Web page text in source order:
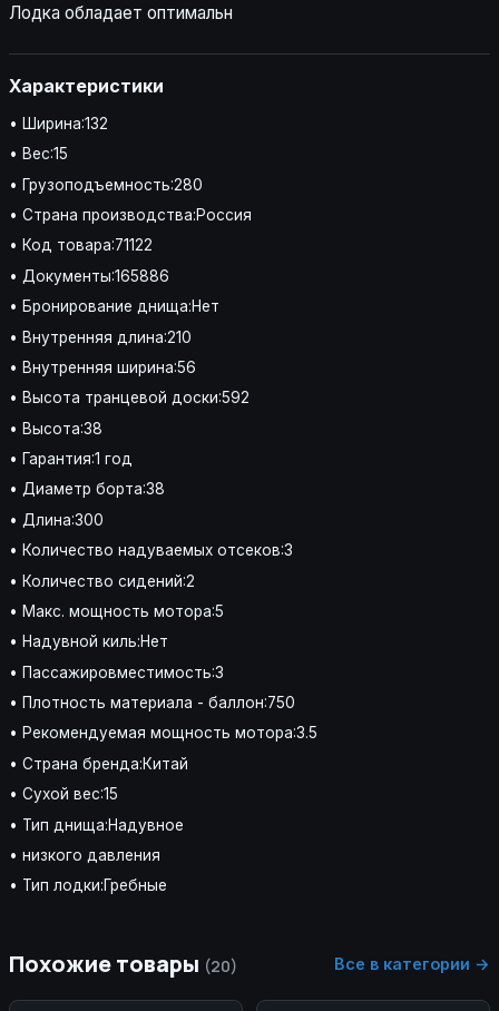
Лодка обладает оптимальн
Характеристики
• Ширина:132
• Вес:15
• Грузоподъемность:280
• Страна производства:Россия
• Код товара:71122
• Документы:165886
• Бронирование днища:Нет
• Внутренняя длина:210
• Внутренняя ширина:56
• Высота транцевой доски:592
• Высота:38
• Гарантия:1 год
• Диаметр борта:38
• Длина:300
• Количество надуваемых отсеков:3
• Количество сидений:2
• Макс. мощность мотора:5
• Надувной киль:Нет
• Пассажировместимость:3
• Плотность материала - баллон:750
• Рекомендуемая мощность мотора:3.5
• Страна бренда:Китай
• Сухой вес:15
• Тип днища:Надувное
• низкого давления
• Тип лодки:Гребные
Похожие товары (20) Все в категории →